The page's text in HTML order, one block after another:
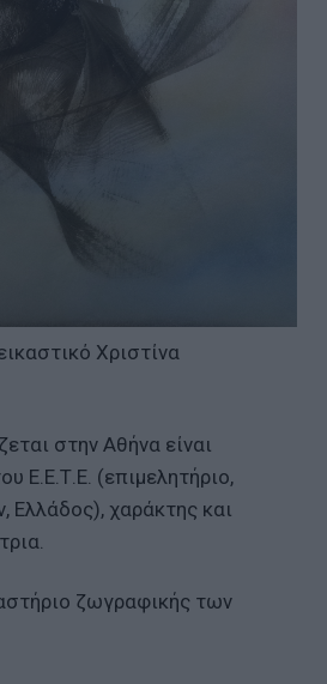
Χριστίνα
στην Αθήνα είναι
Ε.Ε.Τ.Ε. (επιμελητήριο,
Ελλάδος), χαράκτης και
ζωγραφικής των